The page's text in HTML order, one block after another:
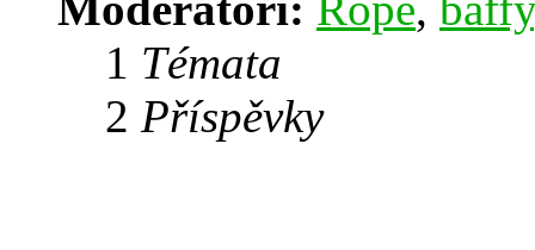
1 Témata
2 Příspěvky